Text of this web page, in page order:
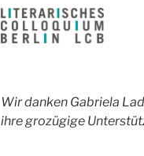
Wir danken Gabriela
ihre grozügige